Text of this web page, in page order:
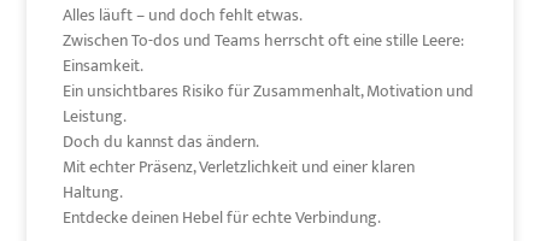
Alles läuft – und doch fehlt etwas.
Zwischen To-dos und Teams herrscht oft eine stille Leere:
Einsamkeit.
Ein unsichtbares Risiko für Zusammenhalt, Motivation und
Leistung.
Doch du kannst das ändern.
Mit echter Präsenz, Verletzlichkeit und einer klaren
Haltung.
Entdecke deinen Hebel für echte Verbindung.